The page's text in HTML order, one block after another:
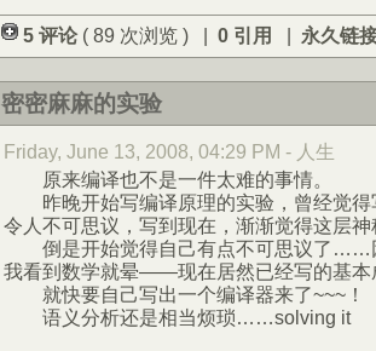
5 评论 ( 89 次浏览 ) | 0 引用 | 永久链
密密麻麻的实验
Friday, June 13, 2008, 04:29 PM - 人生
原来编译也不是一件太难的事情。
昨晚开始写编译原理的实验，曾经觉得
令人不可思议，写到现在，渐渐觉得这层
倒是开始觉得自己有点不可思议了……
我看到数学就晕——现在居然已经写的基本
就快要自己写出一个编译器来了~~~！
语义分析还是相当烦琐……solving it